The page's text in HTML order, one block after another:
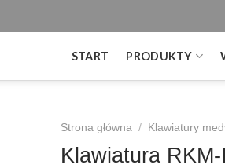
START PRODUKTY
Strona główna / Klawiatury
Klawiatura